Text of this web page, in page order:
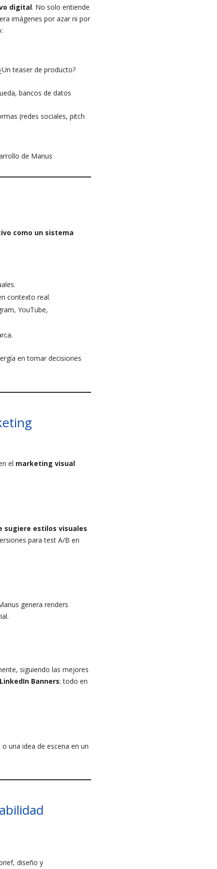
digital. No solo entiende
imágenes por azar ni por
teaser de producto?
bancos de datos
(redes sociales, pitch
de Manus
como un sistema
contexto real.
YouTube,
en tomar decisiones
el marketing visual
sugiere estilos visuales
para test A/B en
genera renders
siguiendo las mejores
Banners: todo en
una idea de escena en un
diseño y